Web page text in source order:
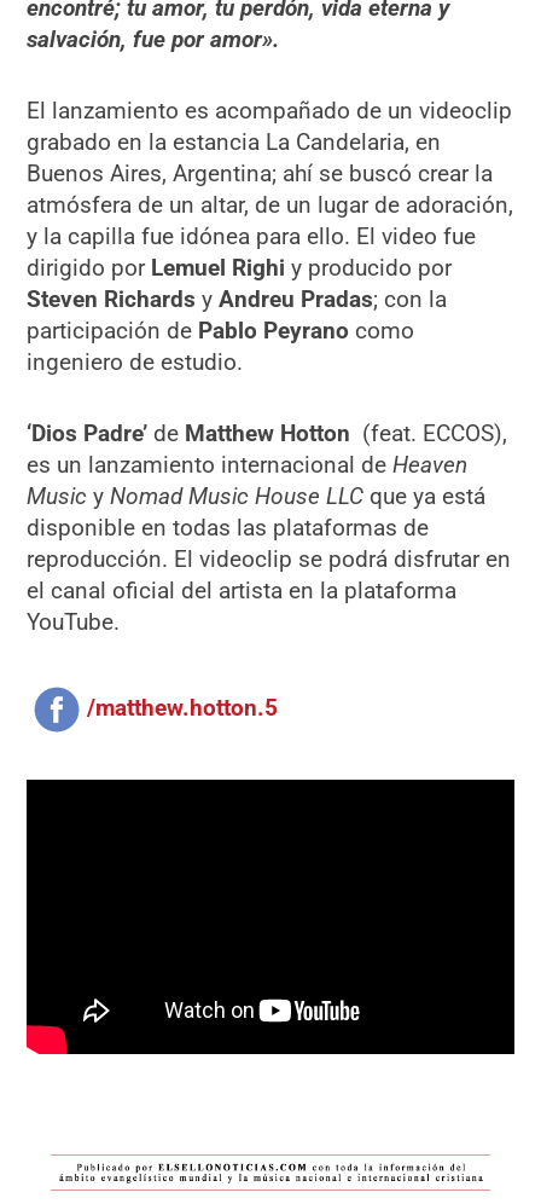
encontré; tu amor, tu perdón, vida eterna y
salvación, fue por amor».
El lanzamiento es acompañado de un videoclip
grabado en la estancia La Candelaria, en
Buenos Aires, Argentina; ahí se buscó crear la
atmósfera de un altar, de un lugar de adoración,
y la capilla fue idónea para ello. El video fue
dirigido por Lemuel Righi y producido por
Steven Richards yAndreu Pradas; con la
participación de Pablo Peyrano como
ingeniero de estudio.
‘Dios Padre’ de Matthew Hotton (feat. ECCOS),
es un lanzamiento internacional deHeaven
Music yNomad Music House LLC que ya está
disponible en todas las plataformas de
reproducción. El videoclip se podrá disfrutar en
el canal oficial del artista en la plataforma
YouTube.
/matthew.hotton.5